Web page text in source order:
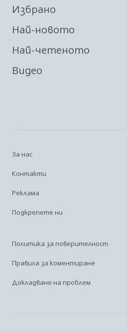
Избрано
Най-новото
Най-четеното
Видео
За нас
Контакти
Реклама
Подкрепете ни
Политика за поверителност
Правила за коментиране
Докладване на проблем